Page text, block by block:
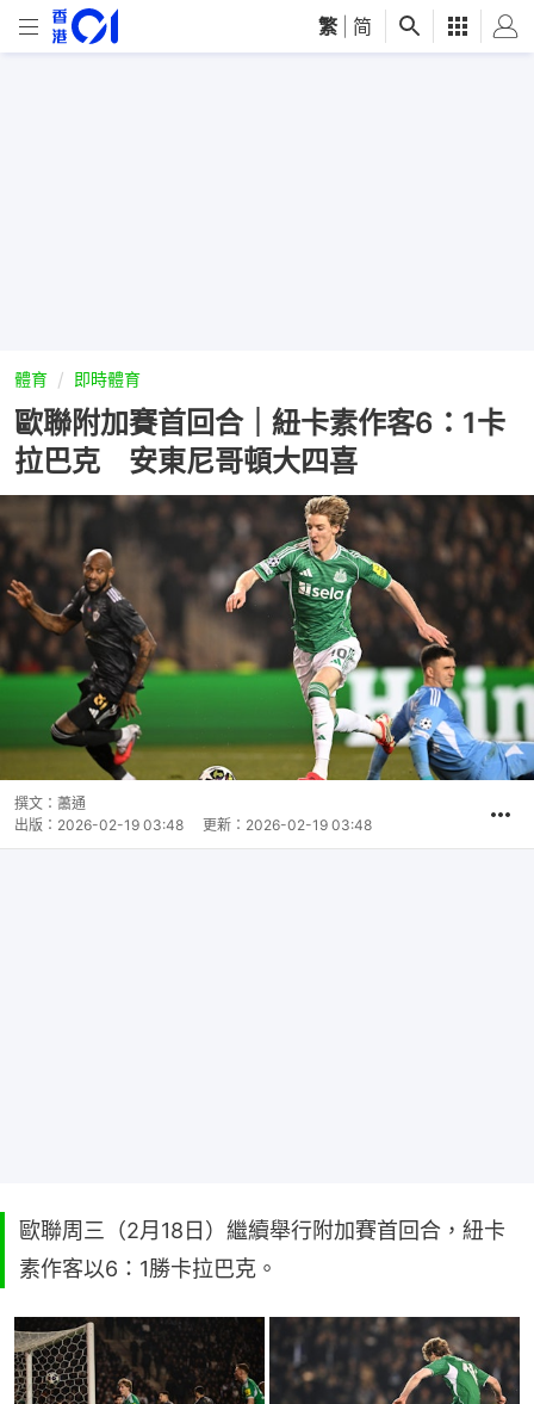
繁 简
體育 即時體育
歐聯附加賽首回合｜紐卡素作客6：1卡
拉巴克 安東尼哥頓大四喜
撰文： 蕭通
出版： 2026-02-19 03:48 更新： 2026-02-19 03:48
歐聯周三（2月18日）繼續舉行附加賽首回合，紐卡
素作客以6：1勝卡拉巴克。